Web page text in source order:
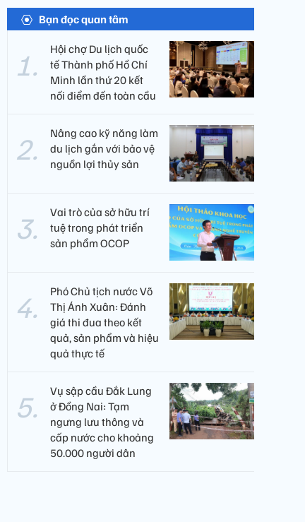
Bạn đọc quan tâm
Hội chợ Du lịch quốc
tế Thành phố Hồ Chí
Minh lần thứ 20 kết
nối điểm đến toàn cầu
Nâng cao kỹ năng làm
du lịch gắn với bảo vệ
nguồn lợi thủy sản
Vai trò của sở hữu trí
tuệ trong phát triển
sản phẩm OCOP
Phó Chủ tịch nước Võ
Thị Ánh Xuân: Đánh
giá thi đua theo kết
quả, sản phẩm và hiệu
quả thực tế
Vụ sập cầu Đắk Lung
ở Đồng Nai: Tạm
ngưng lưu thông và
cấp nước cho khoảng
50.000 người dân